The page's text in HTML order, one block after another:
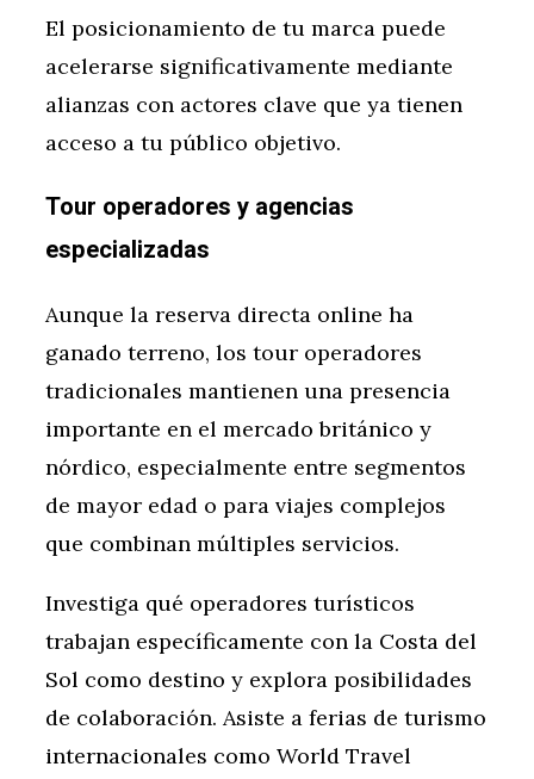
El posicionamiento de tu marca puede
acelerarse significativamente mediante
alianzas con actores clave que ya tienen
acceso a tu público objetivo.
Tour operadores y agencias
especializadas
Aunque la reserva directa online ha
ganado terreno, los tour operadores
tradicionales mantienen una presencia
importante en el mercado británico y
nórdico, especialmente entre segmentos
de mayor edad o para viajes complejos
que combinan múltiples servicios.
Investiga qué operadores turísticos
trabajan específicamente con la Costa del
Sol como destino y explora posibilidades
de colaboración. Asiste a ferias de turismo
internacionales como World Travel